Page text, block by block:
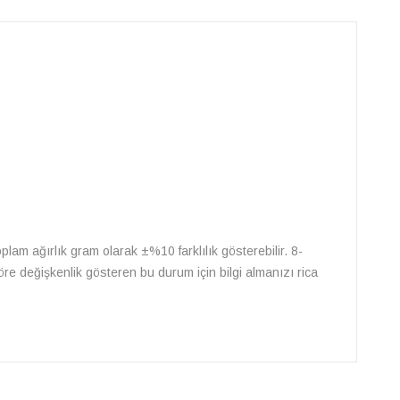
ağırlık gram olarak ±%10 farklılık gösterebilir. 8-
değişkenlik gösteren bu durum için bilgi almanızı rica